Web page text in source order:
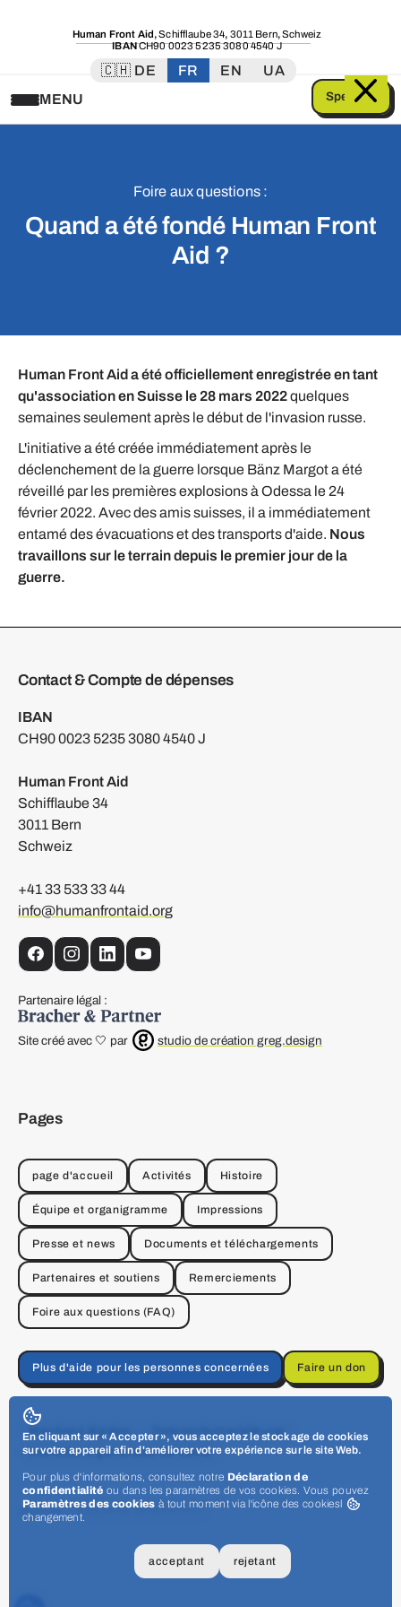
Human Front Aid,Schifflaube 34, 3011 Bern,Schweiz
IBANCH90 0023 5235 3080 4540 J
🇨🇭 DE FR EN
UA
MENU
Spenden
Foire aux questions :
Quand a été fondé Human Front
Aid ?
Human Front Aid a été officiellement enregistrée en tant
qu'association en Suisse le 28 mars 2022quelques
semaines seulement après le début de l'invasion russe.
L'initiative a été créée immédiatement après le
déclenchement de la guerre lorsque Bänz Margot a été
réveillé par les premières explosions à Odessa le 24
février 2022. Avec des amis suisses, il a immédiatement
entamé des évacuations et des transports d'aide. Nous
travaillons sur le terrain depuis le premier jour de la
guerre.
Contact & Compte de dépenses
IBAN
CH90 0023 5235 3080 4540 J
Human Front Aid
Schifflaube 34
3011 Bern
Schweiz
+41 33 533 33 44
info@humanfrontaid.org
facebookinstagram
linkedinYouTube
Partenaire légal :
Site créé avec 🤍 par studio de création greg.design
Pages
page d'accueil Activités Histoire
Équipe et organigramme Impressions
Presse et news Documents et téléchargements
Partenaires et soutiens Remerciements
Foire aux questions (FAQ)
Plus d'aide pour les personnes concernées Faire un don
Mentions légales
Datenschutzerklärung
Conditions générales de vente
Admin: Webseite bearbeiten
En cliquant sur « Accepter », vous acceptez le stockage de cookies
sur votre appareil afin d'améliorer votre expérience sur le site Web.
Pour plus d'informations, consultez notre Déclaration de
confidentialité ou dans les paramètres de vos cookies. Vous pouvez
Paramètres des cookies à tout moment via l'icône des cookiesl
changement.
acceptant rejetant